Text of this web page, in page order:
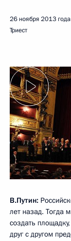
26 ноября 2013 года
Триест
В.Путин:
лет назад. Тогда
создать
друг с другом